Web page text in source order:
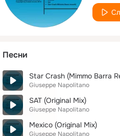
Песни
Star Crash (Mimmo Barra
Giuseppe Napolitano
SAT (Original Mix)
Giuseppe Napolitano
Mexico (Original Mix)
Giuseppe Napolitano